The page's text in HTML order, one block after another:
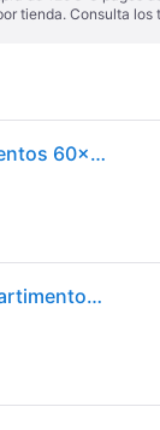
tienda. Consulta
HOMCOM Estantería Infantil de Madera 3 Compartimentos 60x29,9x90 cm Gris
HOMCOM-Estantería de Librería Infantil, con 3 Compartimentos, 2 Cubos, Cajón y Ruedas - Blanco